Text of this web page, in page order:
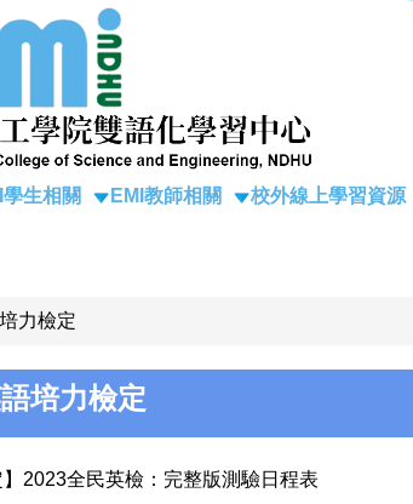
生相關 EMI教師相關 校外線上學習資源
力檢定
培力檢定
2023全民英檢：完整版測驗日程表